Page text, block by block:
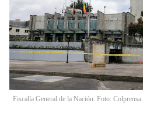
Fiscalía General de la Nación. Foto: Colprensa.